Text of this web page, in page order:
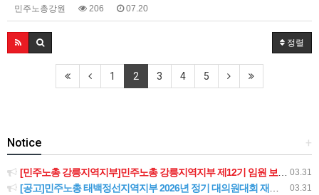
민주노총강원 206 07.20
정렬
1 2 3 4 5
+
Notice
03.31
[민주노총 강릉지역지부]민주노총 강릉지역지부 제12기 임원 보궐선거결과 공고
03.31
[공고]민주노총 태백정선지역지부 2026년 정기 대의원대회 재소집 건